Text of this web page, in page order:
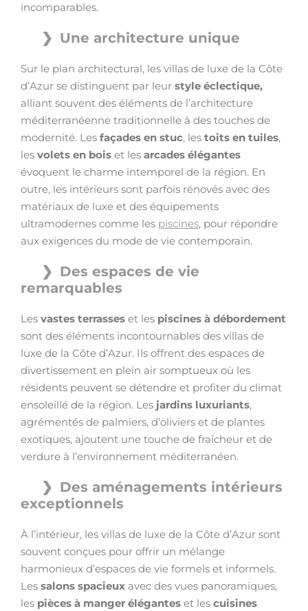
incomparables.
Une architecture unique
Sur le plan architectural, les villas de luxe de la Côte
d’Azur se distinguent par leur style éclectique,
alliant souvent des éléments de l’architecture
méditerranéenne traditionnelle à des touches de
modernité. Les façades en stuc, les toits en tuiles,
les volets en bois et les arcades élégantes
évoquent le charme intemporel de la région. En
outre, les intérieurs sont parfois rénovés avec des
matériaux de luxe et des équipements
ultramodernes comme les piscines, pour répondre
aux exigences du mode de vie contemporain.
Des espaces de vie
remarquables
Les vastes terrasses et les piscines à débordement
sont des éléments incontournables des villas de
luxe de la Côte d’Azur. Ils offrent des espaces de
divertissement en plein air somptueux où les
résidents peuvent se détendre et profiter du climat
ensoleillé de la région. Les jardins luxuriants,
agrémentés de palmiers, d’oliviers et de plantes
exotiques, ajoutent une touche de fraîcheur et de
verdure à l’environnement méditerranéen.
Des aménagements intérieurs
exceptionnels
À l’intérieur, les villas de luxe de la Côte d’Azur sont
souvent conçues pour offrir un mélange
harmonieux d’espaces de vie formels et informels.
Les salons spacieux avec des vues panoramiques,
les pièces à manger élégantes et les cuisines